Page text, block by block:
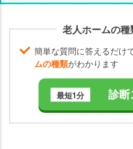
老人ホームの
簡単な質問に答えるだけで
ムの種類がわかります
最短1分 診断
で介
むつ
の費
用を
る方
法